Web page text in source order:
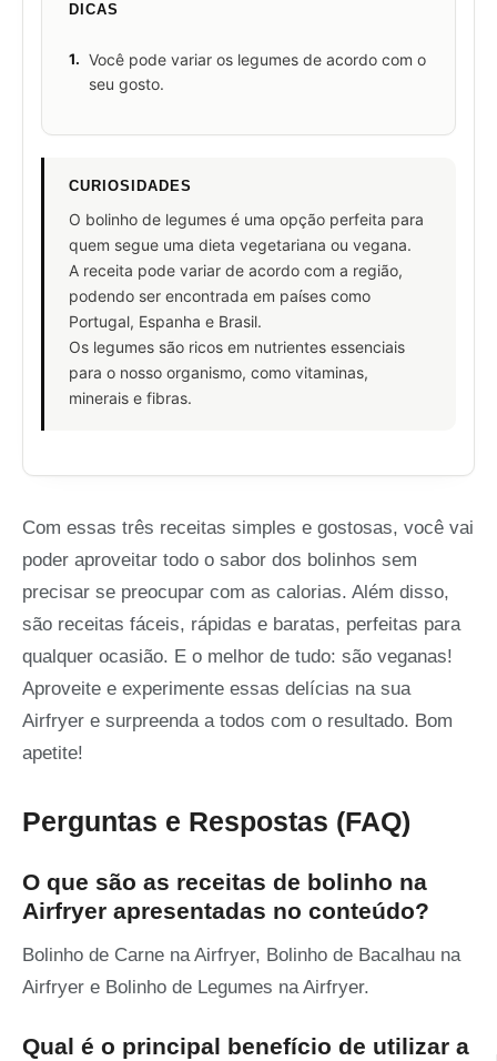
DICAS
1. Você pode variar os legumes de acordo com o
seu gosto.
CURIOSIDADES
O bolinho de legumes é uma opção perfeita para
quem segue uma dieta vegetariana ou vegana.
A receita pode variar de acordo com a região,
podendo ser encontrada em países como
Portugal, Espanha e Brasil.
Os legumes são ricos em nutrientes essenciais
para o nosso organismo, como vitaminas,
minerais e fibras.
Com essas três receitas simples e gostosas, você vai
poder aproveitar todo o sabor dos bolinhos sem
precisar se preocupar com as calorias. Além disso,
são receitas fáceis, rápidas e baratas, perfeitas para
qualquer ocasião. E o melhor de tudo: são veganas!
Aproveite e experimente essas delícias na sua
Airfryer e surpreenda a todos com o resultado. Bom
apetite!
Perguntas e Respostas (FAQ)
O que são as receitas de bolinho na
Airfryer apresentadas no conteúdo?
Bolinho de Carne na Airfryer, Bolinho de Bacalhau na
Airfryer e Bolinho de Legumes na Airfryer.
Qual é o principal benefício de utilizar a